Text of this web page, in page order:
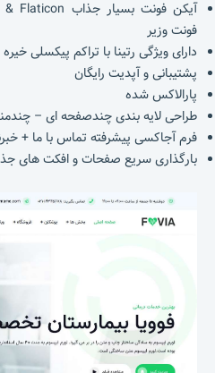
فونت وزیر
دارای ویژگی رتینا با تراکم پیکسلی
پشتیبانی و آپدیت رایگان
پارالاکس شده
طراحی لایه بندی چندصفحه ای –
فرم آجاکسی پیشرفته تماس با ما +
بارگذاری سریع صفحات و افکت های